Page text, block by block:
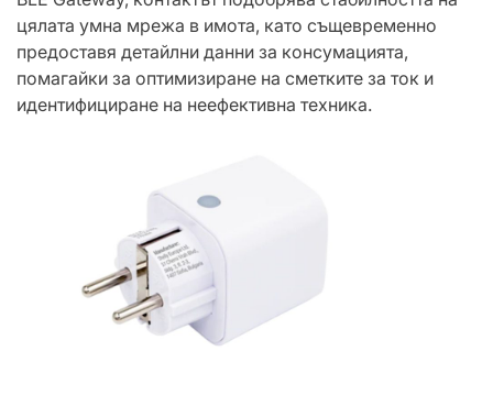
цялата умна мрежа в имота, като същевременно
предоставя детайлни данни за консумацията,
помагайки за оптимизиране на сметките за ток и
идентифициране на неефективна техника.